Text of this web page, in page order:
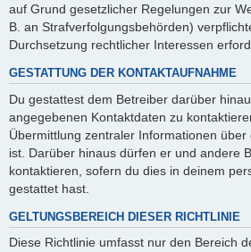
auf Grund gesetzlicher Regelungen zur
B. an Strafverfolgungsbehörden)
Durchsetzung rechtlicher Interessen
GESTATTUNG DER KONTAKTAUFNAHME
Du gestattest dem Betreiber darüber
angegebenen Kontaktdaten zu
Übermittlung zentraler Informationen
ist. Darüber hinaus dürfen er und andere
kontaktieren, sofern du dies in deinem
gestattet hast.
GELTUNGSBEREICH DIESER RICHTLINIE
Diese Richtlinie umfasst nur den Bereich